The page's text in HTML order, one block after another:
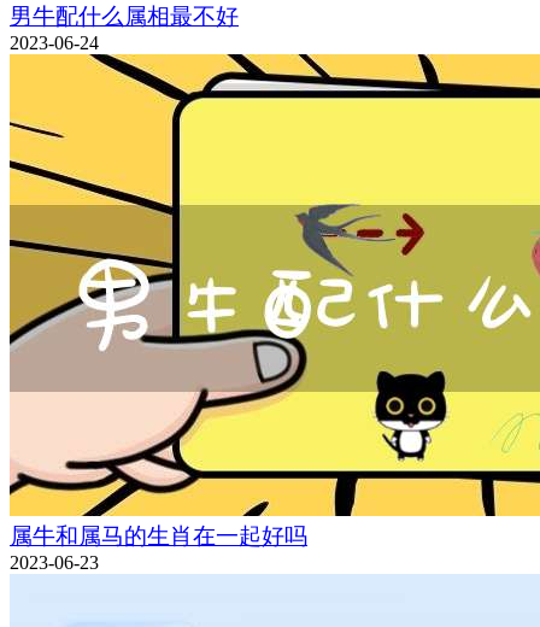
男牛配什么属相最不好
2023-06-24
属牛和属马的生肖在一起好吗
2023-06-23